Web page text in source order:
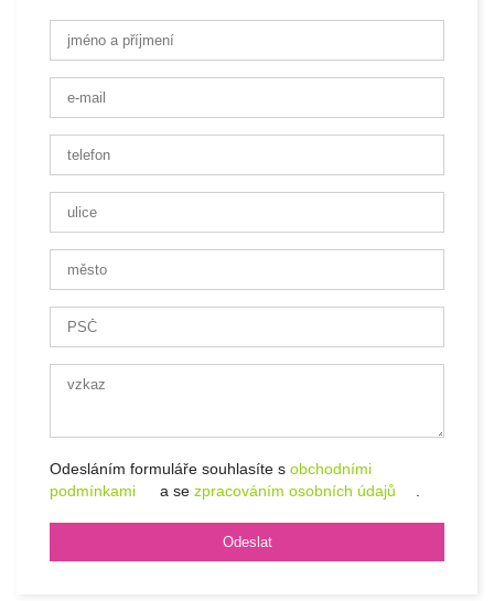
Odesláním formuláře souhlasíte s obchodními
podmínkami
a se zpracováním osobních údajů .